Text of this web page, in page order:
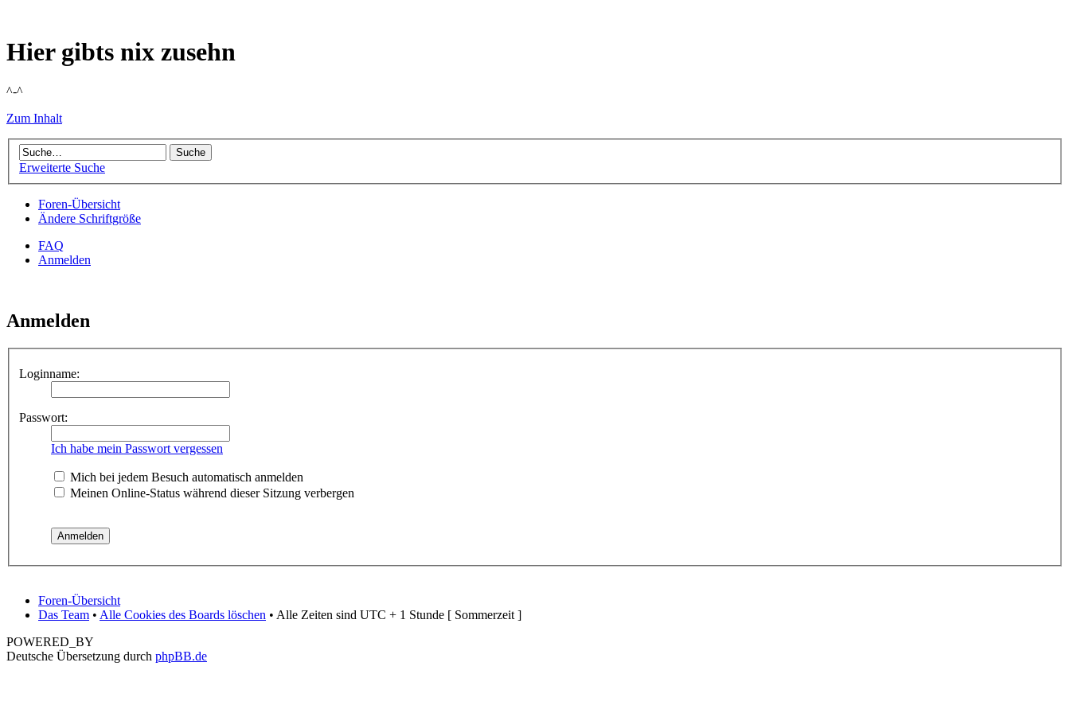
Hier gibts nix zusehn
^-^
Zum Inhalt
Erweiterte Suche
Foren-Übersicht
Ändere Schriftgröße
FAQ
Anmelden
Anmelden
Loginname:
Passwort:
Ich habe mein Passwort vergessen
Mich bei jedem Besuch automatisch anmelden
Meinen Online-Status während dieser Sitzung verbergen
Foren-Übersicht
Das Team • Alle Cookies des Boards löschen • Alle Zeiten sind UTC + 1 Stunde [ Sommerzeit ]
POWERED_BY
Deutsche Übersetzung durch phpBB.de